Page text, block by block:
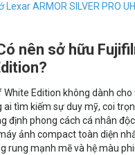
Lexar ARMOR SILVER PRO
nên sở hữu
White Edition không dành
ai tìm kiếm sự duy mỹ, coi
định phong cách cá nhân
ảnh compact toàn diện
rung mạnh mẽ và hệ màu